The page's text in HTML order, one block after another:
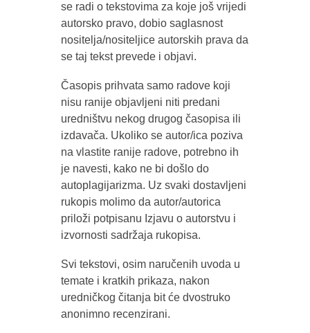
se radi o tekstovima za koje još vrijedi
autorsko pravo, dobio saglasnost
nositelja/nositeljice autorskih prava da
se taj tekst prevede i objavi.
Časopis prihvata samo radove koji
nisu ranije objavljeni niti predani
uredništvu nekog drugog časopisa ili
izdavača. Ukoliko se autor/ica poziva
na vlastite ranije radove, potrebno ih
je navesti, kako ne bi došlo do
autoplagijarizma. Uz svaki dostavljeni
rukopis molimo da autor/autorica
priloži potpisanu Izjavu o autorstvu i
izvornosti sadržaja rukopisa.
Svi tekstovi, osim naručenih uvoda u
temate i kratkih prikaza, nakon
uredničkog čitanja bit će dvostruko
anonimno recenzirani.